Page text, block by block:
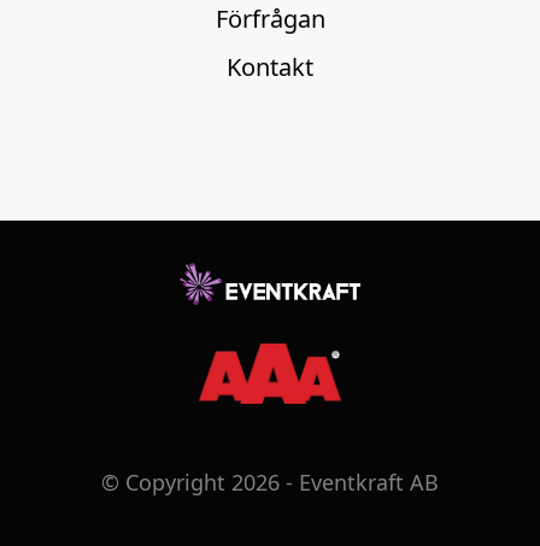
Förfrågan
Kontakt
© Copyright 2026 - Eventkraft AB